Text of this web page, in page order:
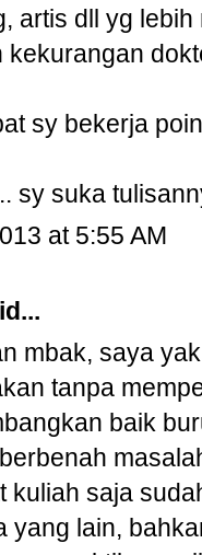
artis dll yg
kekurangan
sy bekerja
sy suka
at 5:55 AM
mbak, saya
tanpa
baik
kuliah saja
yang lain,